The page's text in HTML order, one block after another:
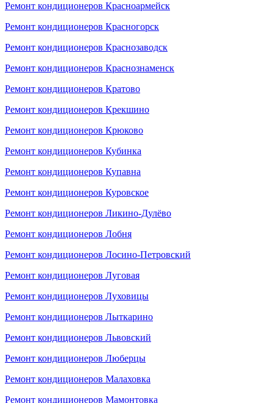
Ремонт кондиционеров Красноармейск
Ремонт кондиционеров Красногорск
Ремонт кондиционеров Краснозаводск
Ремонт кондиционеров Краснознаменск
Ремонт кондиционеров Кратово
Ремонт кондиционеров Крекшино
Ремонт кондиционеров Крюково
Ремонт кондиционеров Кубинка
Ремонт кондиционеров Купавна
Ремонт кондиционеров Куровское
Ремонт кондиционеров Ликино-Дулёво
Ремонт кондиционеров Лобня
Ремонт кондиционеров Лосино-Петровский
Ремонт кондиционеров Луговая
Ремонт кондиционеров Луховицы
Ремонт кондиционеров Лыткарино
Ремонт кондиционеров Львовский
Ремонт кондиционеров Люберцы
Ремонт кондиционеров Малаховка
Ремонт кондиционеров Мамонтовка